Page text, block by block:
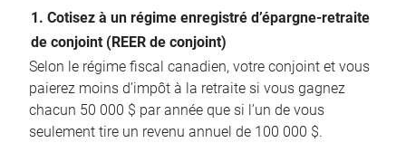
1. Cotisez à un régime enregistré d’épargne-retraite
de conjoint (REER de conjoint)
Selon le régime fiscal canadien, votre conjoint et vous
paierez moins d’impôt à la retraite si vous gagnez
chacun 50 000 $ par année que si l’un de vous
seulement tire un revenu annuel de 100 000 $.